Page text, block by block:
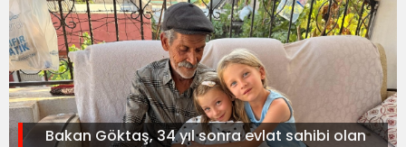
Bakan Göktaş, 34 yıl sonra evlat sahibi olan